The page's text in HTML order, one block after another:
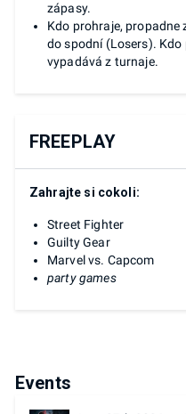
zápasy.
Kdo prohraje, propadne
do spodní (Losers). Kdo
vypadává z turnaje.
FREEPLAY
Zahrajte si cokoli:
Street Fighter
Guilty Gear
Marvel vs. Capcom
party games
Events